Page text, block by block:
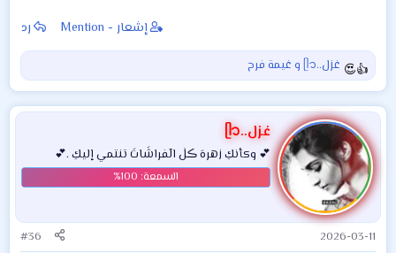
إشعار - Mention رد
ا
ل
ت
ف
ا
ع
ل
ا
ت
:
غزل..ᥫ᭡ و غيمة فرح
غزل..ᥫ᭡
💕 وكأنكِ زهرهَ ڪلٰ الٓفراشَاتَ تنتمي إليكِ .💕
2026-03-11
#36